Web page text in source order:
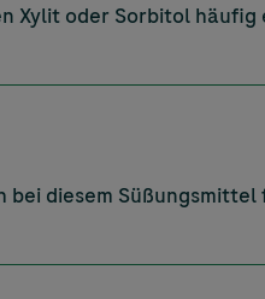
Xylit oder Sorbitol
bei diesem Süßungsmittel